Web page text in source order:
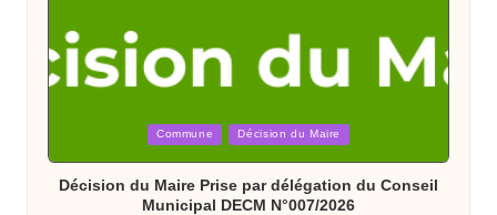
Commune Décision du Maire
Décision du Maire Prise par délégation du Conseil
Municipal DECM N°007/2026